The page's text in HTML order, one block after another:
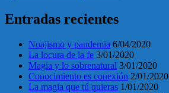
Entradas recientes
Noajismo y pandemia 6/04/2020
La locura de la fe 3/01/2020
Magia y lo sobrenatural 3/01/2020
Conocimiento es conexión 2/01/2020
La magia que tú quieras 1/01/2020